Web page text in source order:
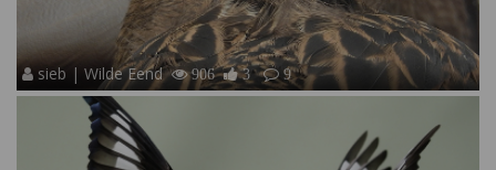
sieb | Wilde Eend 906 3 9